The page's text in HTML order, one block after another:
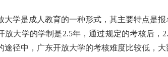
大学是成人教育的一种形式，其主要特点是
放大学的学制是2.5年，通过规定的考核后，
途径中，广东开放大学的考核难度比较低，